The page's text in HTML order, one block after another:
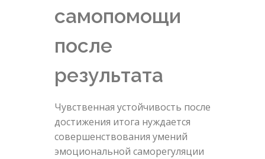
самопомощи
после
результата
Чувственная устойчивость после
достижения итога нуждается
совершенствования умений
эмоциональной саморегуляции